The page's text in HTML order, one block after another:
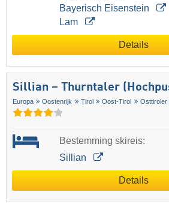
Bayerisch Eisenstein
Lam
Details
Sillian – Thurntaler
Europa Oostenrijk Tirol Oost-Tirol Osttiroler
Bestemming skireis:
Sillian
Details